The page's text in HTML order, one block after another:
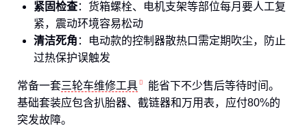
紧固检查：货箱螺栓、电机支架等部位每月要人工复
紧，震动环境容易松动
清洁死角 ：电动款的控制器散热口需定期吹尘，防止
过热保护误触发
常备一套三轮车维修工具
能省下不少售后等待时间。
基础套装应包含扒胎器、截链器和万用表，应付80%的
突发故障。